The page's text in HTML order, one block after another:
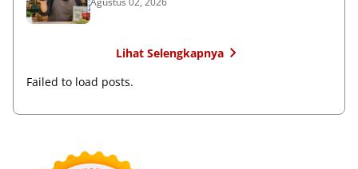
Lihat Selengkapnya
Failed to load posts.